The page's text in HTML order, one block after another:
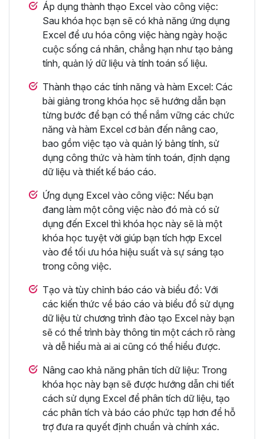
Áp dụng thành thạo Excel vào công việc:
Sau khóa học bạn sẽ có khả năng ứng dụng
Excel để ưu hóa công việc hàng ngày hoặc
cuộc sống cá nhân, chẳng hạn như tạo bảng
tính, quản lý dữ liệu và tính toán số liệu.
Thành thạo các tính năng và hàm Excel: Các
bài giảng trong khóa học sẽ hướng dẫn bạn
từng bước để bạn có thể nắm vững các chức
năng và hàm Excel cơ bản đến nâng cao,
bao gồm việc tạo và quản lý bảng tính, sử
dụng công thức và hàm tính toán, định dạng
dữ liệu và thiết kế báo cáo.
Ứng dụng Excel vào công việc: Nếu bạn
đang làm một công việc nào đó mà có sử
dụng đến Excel thì khóa học này sẽ là một
khóa học tuyệt vời giúp bạn tích hợp Excel
vào để tối ưu hóa hiệu suất và sự sáng tạo
trong công việc.
Tạo và tùy chỉnh báo cáo và biểu đồ: Với
các kiến thức về báo cáo và biểu đồ sử dụng
dữ liệu từ chương trình đào tạo Excel này bạn
sẽ có thể trình bày thông tin một cách rõ ràng
và dễ hiểu mà ai ai cũng có thể hiểu được.
Nâng cao khả năng phân tích dữ liệu: Trong
khóa học này bạn sẽ được hướng dẫn chi tiết
cách sử dụng Excel để phân tích dữ liệu, tạo
các phân tích và báo cáo phức tạp hơn để hỗ
trợ đưa ra quyết định chuẩn và chính xác.